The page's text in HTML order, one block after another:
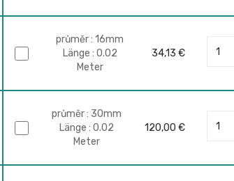
průměr : 16mm
Länge : 0.02
Meter
34,13 €
průměr : 30mm
Länge : 0.02
Meter
120,00 €